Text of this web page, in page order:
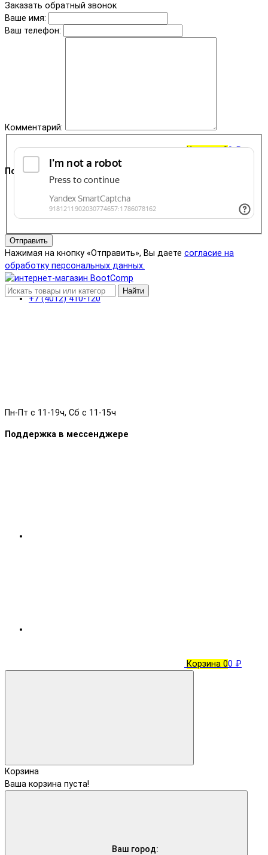
Корзина 00 ₽
Поддержка
+7 (4012) 410-120
Пн-Пт с 11-19ч, Сб с 11-15ч
Поддержка в мессенджере
Ваш город:
Заказать обратный звонок
Ваше имя:
Ваш телефон:
Комментарий:
Отправить
Нажимая на кнопку «Отправить», Вы даете согласие на
обработку персональных данных.
Найти
Корзина 00 ₽
Корзина
Ваша корзина пуста!